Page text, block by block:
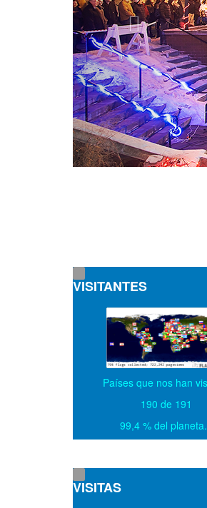
VISITANTES
Países que nos han
190 de 191
99,4 % del
VISITAS